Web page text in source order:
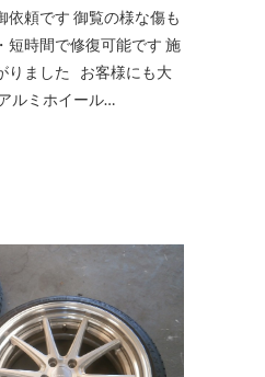
依頼です 御覧の様な傷も
短時間で修復可能です 施
りました お客様にも大
ルミホイール…